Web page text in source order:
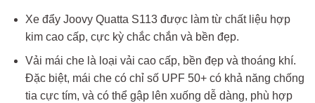
Xe đẩy Joovy Quatta S113 được làm từ chất liệu hợp
kim cao cấp, cực kỳ chắc chắn và bền đẹp.
Vải mái che là loại vải cao cấp, bền đẹp và thoáng khí.
Đặc biệt, mái che có chỉ số UPF 50+ có khả năng chống
tia cực tím, và có thể gập lên xuống dễ dàng, phù hợp